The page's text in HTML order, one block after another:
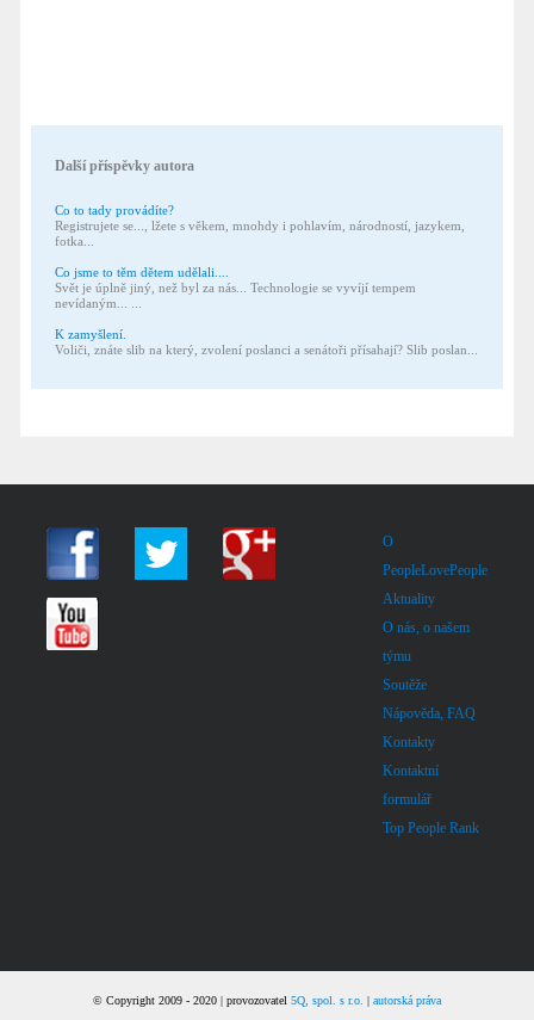
Další příspěvky autora
Co to tady provádíte?
Registrujete se..., lžete s věkem, mnohdy i pohlavím, národností, jazykem,
fotka...
Co jsme to těm dětem udělali....
Svět je úplně jiný, než byl za nás... Technologie se vyvíjí tempem
nevídaným... ...
K zamyšlení.
Voliči, znáte slib na který, zvolení poslanci a senátoři přísahají? Slib poslan...
O
PeopleLovePeople
Aktuality
O nás, o našem
týmu
Soutěže
Nápověda, FAQ
Kontakty
Kontaktní
formulář
Top People Rank
© Copyright 2009 - 2020 | provozovatel 5Q, spol. s r.o. autorská práva